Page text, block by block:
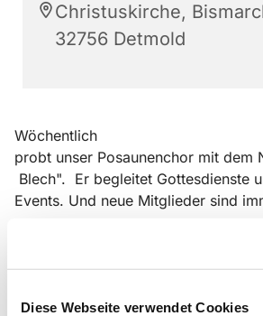
Diese Webseite verwendet Cookies
Christuskirche,
32756 Detmold
Wöchentlich
probt unser Posaunenchor mit dem
Blech". Er begleitet Gottesdienste
Events. Und neue Mitglieder sind